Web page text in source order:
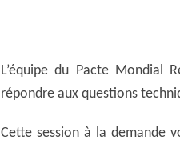
L’équipe du Pacte Mondial
répondre aux questions
Cette session à la demande